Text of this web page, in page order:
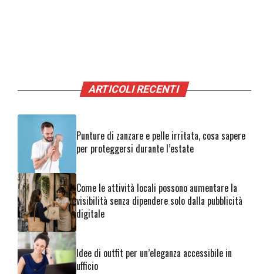
ARTICOLI RECENTI
Punture di zanzare e pelle irritata, cosa sapere
per proteggersi durante l’estate
Come le attività locali possono aumentare la
visibilità senza dipendere solo dalla pubblicità
digitale
Idee di outfit per un’eleganza accessibile in
ufficio